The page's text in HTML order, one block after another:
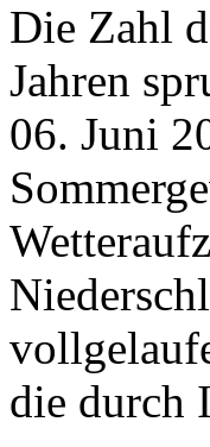
Die Zahl
Jahren
06. Juni
die durch